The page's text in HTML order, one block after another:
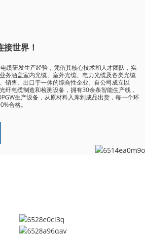
世界！
缆研发生产经验，凭借其核心技术和人才团队，实
务涵盖室内光缆、室外光缆、电力光缆及各类光缆
销售、出口于一体的综合性企业。自公司成立以
纤电缆制造和检测设备，拥有30余条智能生产线，
生产设备，从原材料入库到成品出货，每一个环
合格。